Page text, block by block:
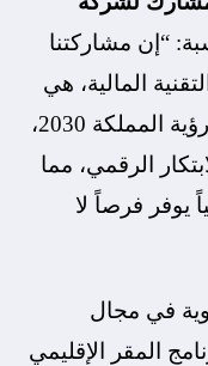
“إن مشاركتنا
لقطاع التقنية المالية، هي
رسالة واضحة تؤكد التزامنا بدعم رؤية المملكة 2030،
الرقمي، مما
يوفر فرصاً لا
في مجال
المقر الإقليمي